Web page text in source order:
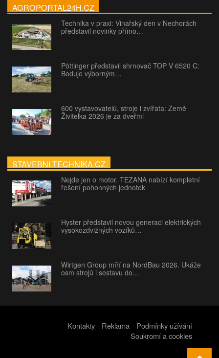
AGROPORTAL24H.CZ
Technika v praxi: Vinařský den v Nechorách
představil novinky přímo…
Pöttinger představil shrnovač TOP V 6520 C:
Boduje výborným…
600 vystavovatelů, stroje i zvířata: Země
Živitelka 2026 je za dveřmi
STAVEBNI-TECHNIKA.CZ
Nejde jen o motor. TEZANA nabízí kompletní
řešení pohonných jednotek
Hyster představil novou generaci elektrických
vysokozdvižných vozíků…
Wirtgen Group míří na NordBau 2026. Ukáže
osm strojů i sestavu do…
Kontakty Reklama
Podmínky užívání
Soukromí a cookies